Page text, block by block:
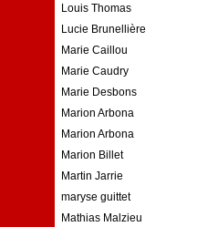
Louis Thomas
Lucie Brunellière
Marie Caillou
Marie Caudry
Marie Desbons
Marion Arbona
Marion Arbona
Marion Billet
Martin Jarrie
maryse guittet
Mathias Malzieu